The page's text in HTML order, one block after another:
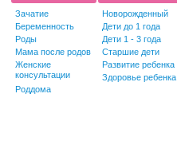
Зачатие
Беременность
Роды
Мама после родов
Женские
консультации
Роддома
Новорожденный
Дети до 1 года
Дети 1 - 3 года
Старшие дети
Развитие ребенка
Здоровье ребенка